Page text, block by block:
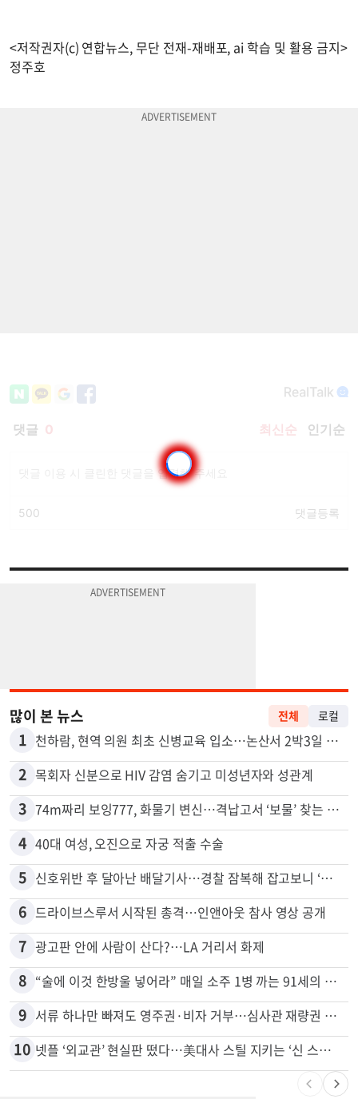
<저작권자(c) 연합뉴스, 무단 전재-재배포, ai 학습 및 활용 금지>
정주호
많이 본 뉴스
1
2 목회자 신분으로 HIV 감염 숨기고 미성년자와 성관계
3
4 40대 여성, 오진으로 자궁 적출 수술
5 신호위반 후 달아난 배달기사…경찰 잠복해 잡고보니 ‘반전’
6 드라이브스루서 시작된 총격…인앤아웃 참사 영상 공개
7 광고판 안에 사람이 산다?…LA 거리서 화제
8 “술에 이것 한방울 넣어라” 매일 소주 1병 까는 91세의 철칙
9 서류 하나만 빠져도 영주권·비자 거부…심사관 재량권 대폭 확대
넷플 ‘외교관’ 현실판 떴다…美대사 스틸 지키는 ‘신 스틸러’